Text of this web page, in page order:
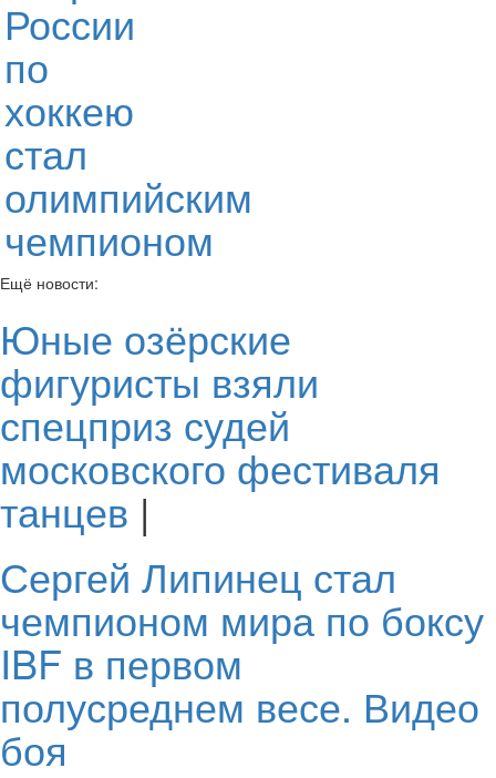
России
по
хоккею
стал
олимпийским
чемпионом
Ещё новости:
Юные озёрские
фигуристы взяли
спецприз судей
московского фестиваля
танцев |
Сергей Липинец стал
чемпионом мира по боксу
IBF в первом
полусреднем весе. Видео
боя